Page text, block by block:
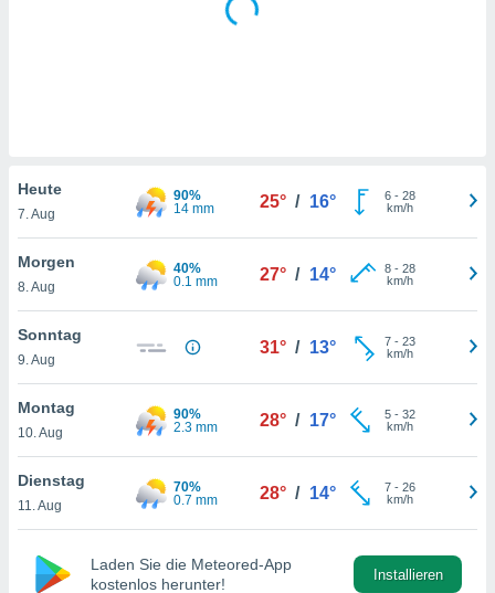
der
Profil zu
Ihnen
Inhalte
finden
. Sie
jederzeit
Sie
Heute
7. Aug
90%
14 mm
25° / 16° 6- 28
km/h
Morgen
8. Aug
40%
0.1 mm
27° / 14° 8- 28
km/h
Sonntag
9. Aug
31° / 13° 7- 23
km/h
Montag
10. Aug
90%
2.3 mm
28° / 17° 5- 32
km/h
Dienstag
11. Aug
70%
0.7 mm
28° / 14° 7- 26
km/h
Laden Sie die Meteored-App
kostenlos herunter!
Installieren